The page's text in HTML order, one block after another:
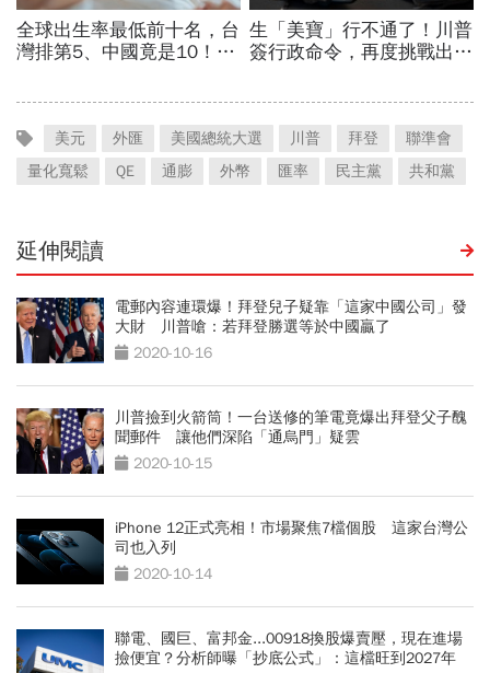
美元 外匯 美國總統大選 川普 拜登
聯準會
量化寬鬆
QE 通膨 外幣 匯率 民主黨 共和黨
延伸閱讀
電郵內容連環爆！拜登兒子疑靠「這家中國公司」發
大財 川普嗆：若拜登勝選等於中國贏了
2020-10-16
川普撿到火箭筒！一台送修的筆電竟爆出拜登父子醜
聞郵件 讓他們深陷「通烏門」疑雲
2020-10-15
iPhone 12正式亮相！市場聚焦7檔個股 這家台灣公
司也入列
2020-10-14
聯電、國巨、富邦金...00918換股爆賣壓，現在進場
撿便宜？分析師曝「抄底公式」：這檔旺到2027年